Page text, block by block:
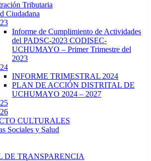
Tributaria
Ciudadana
Informe de Cumplimiento de Actividades
del PADSC-2023 CODISEC-
UCHUMAYO – Primer Trimestre del
2023
INFORME TRIMESTRAL 2024
PLAN DE ACCIÓN DISTRITAL DE
UCHUMAYO 2024 – 2027
CULTURALES
Sociales y Salud
DE TRANSPARENCIA